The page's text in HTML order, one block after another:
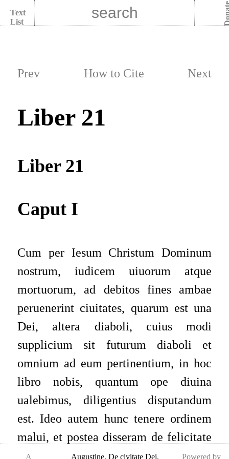
Text
List
Prev How to Cite Next
Liber 21
Liber 21
Caput I
Cum per Iesum Christum Dominum
nostrum, iudicem uiuorum atque
mortuorum, ad debitos fines ambae
peruenerint ciuitates, quarum est una
Dei, altera diaboli, cuius modi
supplicium sit futurum diaboli et
omnium ad eum pertinentium, in hoc
libro nobis, quantum ope diuina
ualebimus, diligentius disputandum
est. Ideo autem hunc tenere ordinem
malui, et postea disseram de felicitate
sanctorum, quoniam utrumque cum
A Augustine,De civitate Dei, Powered by